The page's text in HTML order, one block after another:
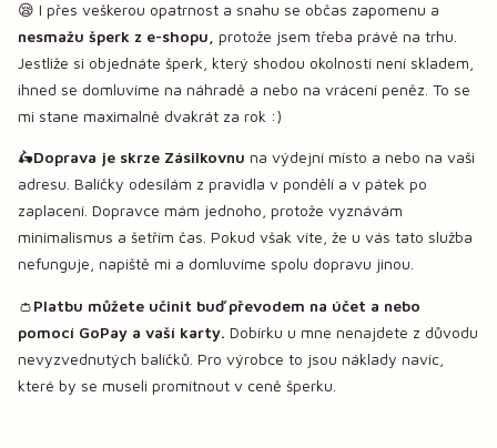
😪 I přes veškerou opatrnost a snahu se občas zapomenu a
nesmažu šperk z e-shopu,
protože jsem třeba právě na trhu.
Jestliže si objednáte šperk, který shodou okolností není skladem,
ihned se domluvíme na náhradě a nebo na vrácení peněz. To se
mi stane maximalně dvakrát za rok :)
🛵Doprava je skrze Zásilkovnu na výdejní místo a nebo na vaši
adresu. Balíčky odesílám z pravidla v pondělí a v pátek po
zaplacení. Dopravce mám jednoho, protože vyznávám
minimalismus a šetřím čas. Pokud však víte, že u vás tato služba
nefunguje, napiště mi a domluvíme spolu dopravu jinou.
👛Platbu můžete učinit buď převodem na účet a nebo
pomocí GoPay a vaší karty. Dobírku u mne nenajdete z důvodu
nevyzvednutých balíčků. Pro výrobce to jsou náklady navíc,
které by se museli promítnout v ceně šperku.